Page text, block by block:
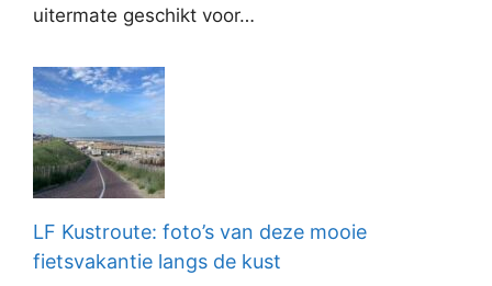
uitermate geschikt voor…
LF Kustroute: foto’s van deze mooie
fietsvakantie langs de kust